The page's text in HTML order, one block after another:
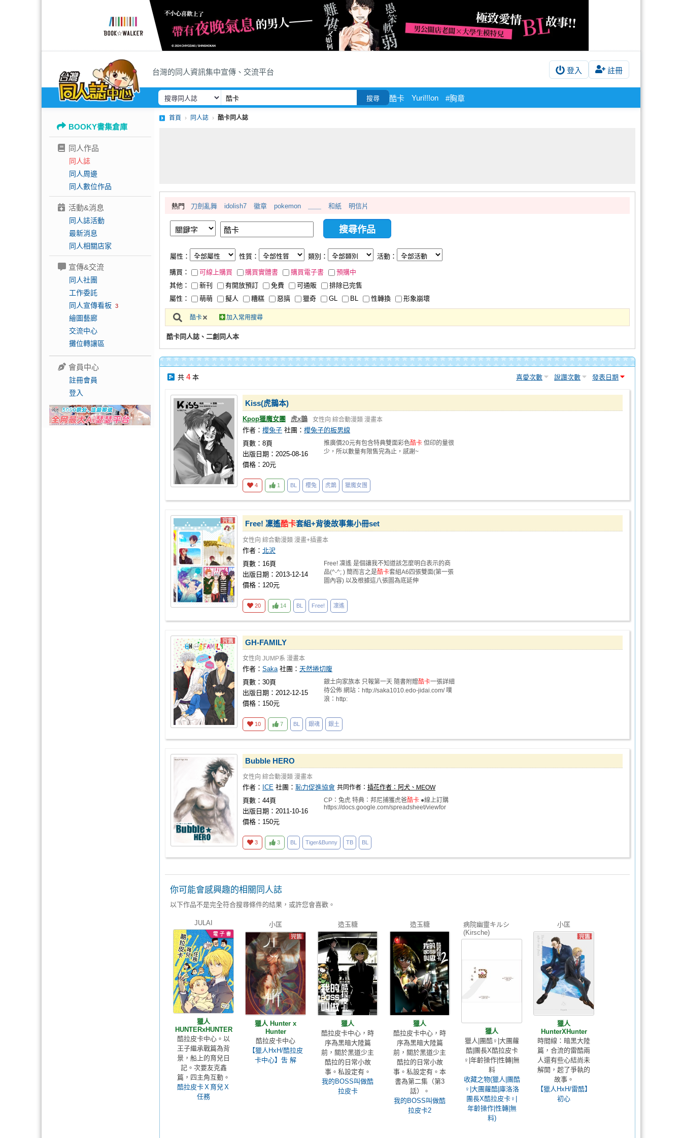
台灣的同人資訊集中宣傳、交流平台 登入 註冊
搜尋 酷卡 Yuri!!!on #胸章
BOOKY書集倉庫
同人作品
同人誌
同人周邊
同人數位作品
活動&消息
同人誌活動
最新消息
同人相關店家
宣傳&交流
同人社團
工作委託
同人宣傳看板 3
繪圖藝廊
交流中心
攤位轉讓區
會員中心
註冊會員
登入
首頁 同人誌 酷卡同人誌
熱門 刀劍亂舞 idolish7 徽章 pokemon 和紙 明信片
屬性： 性質： 類別： 活動：
購買： 可線上購買 購買實體書 購買電子書
預購中
其他：
新刊 有開放預訂 免費 可通販
排除已完售
屬性：
萌萌 擬人 糟糕 惡搞 獵奇 GL BL 性轉換 形象崩壞
酷卡 加入常用搜尋
酷卡同人誌、二創同人本
共 4本 喜愛次數 說讚次數 發表日期
Kiss(虎鵲本)
Kpop獵魔女團 虎x鵲 女性向 綜合動漫類 漫畫本
作者： 櫻兔子 社團： 櫻兔子的板男線
頁數：8頁
出版日期：2025-08-16
價格：20元
推廣價20元有包含特典雙面彩色酷卡 但印的量很
少，所以數量有限售完為止，感謝~
4 1 BL 櫻兔 虎鵲 獵魔女團
Free! 凜遙酷卡套組+背後故事集小冊set
女性向 綜合動漫類 漫畫+插畫本
作者： 北沢
頁數：16頁
出版日期：2013-12-14
價格：120元
Free! 凜遙 是個讓我不知道該怎麼明白表示的商
品(^-^; ) 簡而言之是酷卡套組A6四張雙面(第一張
圖內容) 以及根據這八張圖為底延伸
20 14 BL Free! 凜遙
GH-FAMILY
女性向 JUMP系 漫畫本
作者： Saka 社團： 天然捲切腹
頁數：30頁
出版日期：2012-12-15
價格：150元
銀土向家族本 只報第一天 隨書附贈酷卡一張詳細
待公佈 網站：http://saka1010.edo-jidai.com/ 噗
浪：http:
10 7 BL 銀魂 銀土
Bubble HERO
女性向 綜合動漫類 漫畫本
作者： ICE 社團： 恥力促進協會 共同作者： 插花作者：阿犬、MEOW
頁數：44頁
出版日期：2011-10-16
價格：150元
CP：兔虎 特典：邦尼捕獲虎爸酷卡 ●線上訂購
https://docs.google.com/spreadsheet/viewfor
3 3 BL Tiger&Bunny TB BL
你可能會感興趣的相關同人誌
以下作品不是完全符合搜尋條件的結果，或許您會喜歡。
JULAI
獵人
HUNTERxHUNTER
酷拉皮卡中心。以
王子繼承戰篇為背
景，船上的育兒日
記。次要友克鑫
篇，四主角互動。
酷拉皮卡Ｘ育兒Ｘ
任務
小匡
獵人 Hunter x
Hunter
酷拉皮卡中心
【獵人HxH/酷拉皮
卡中心】吿 解
造玉糖
獵人
酷拉皮卡中心，時
序為黑暗大陸篇
前，關於黑道少主
酷拉的日常小故
事。私設定有。
我的BOSS叫做酷
拉皮卡
造玉糖
獵人
酷拉皮卡中心，時
序為黑暗大陸篇
前，關於黑道少主
酷拉的日常小故
事。私設定有。本
書為第二集（第3
話）。
我的BOSS叫做酷
拉皮卡2
病院幽靈キルシ
(Kirsche)
獵人
獵人|團酷♀️|大團蘿
酷|團長X酷拉皮卡
♀️|年齡操作|性轉|無
料
收藏之物(獵人|團酷
♀️|大團蘿酷|庫洛洛
團長X酷拉皮卡♀️|
年齡操作|性轉|無
料)
小匡
獵人
HunterXHunter
時間線：暗黑大陸
篇，合流的雷酷兩
人還有些心結尚未
解開，起了爭執的
故事。
【獵人HxH/雷酷】
初心